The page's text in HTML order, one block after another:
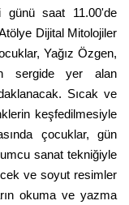
saat 11.00'de
Dijital Mitolojiler
Yağız Özgen,
sergide yer alan
Sıcak ve
keşfedilmesiyle
çocuklar, gün
sanat tekniğiyle
ve soyut resimler
okuma ve yazma